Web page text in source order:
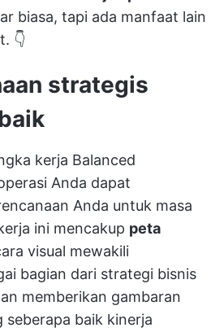
biasa, tapi ada manfaat lain
👇
strategis
kerja Balanced
Anda dapat
Anda untuk masa
ini mencakup peta
visual mewakili
bagian dari strategi bisnis
memberikan gambaran
baik kinerja